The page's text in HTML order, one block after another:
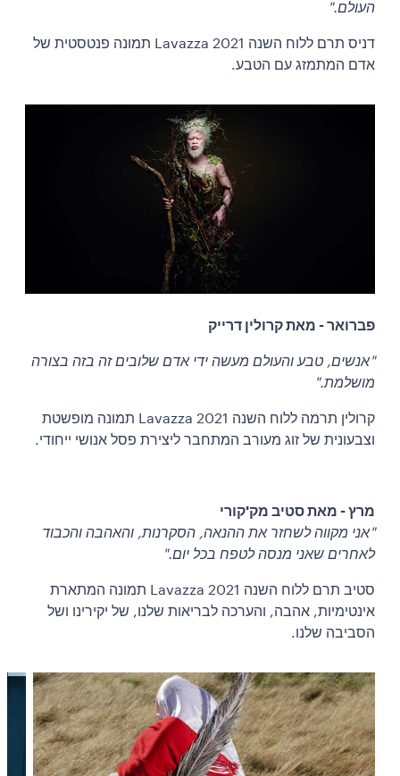
העולם."
דניס תרם ללוח השנה Lavazza 2021 תמונה פנטסטית של
אדם המתמזג עם הטבע.
פברואר - מאת קרולין דרייק
"אנשים, טבע והעולם מעשה ידי אדם שלובים זה בזה בצורה
מושלמת."
קרולין תרמה ללוח השנה Lavazza 2021 תמונה מופשטת
וצבעונית של זוג מעורב המתחבר ליצירת פסל אנושי ייחודי.
מרץ - מאת סטיב מק'קורי
"אני מקווה לשחזר את ההנאה, הסקרנות, והאהבה והכבוד
לאחרים שאני מנסה לטפח בכל יום."
סטיב תרם ללוח השנה Lavazza 2021 תמונה המתארת
אינטימיות, אהבה, והערכה לבריאות שלנו, של יקירינו ושל
הסביבה שלנו.